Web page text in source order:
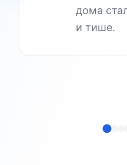
дома
и тише.